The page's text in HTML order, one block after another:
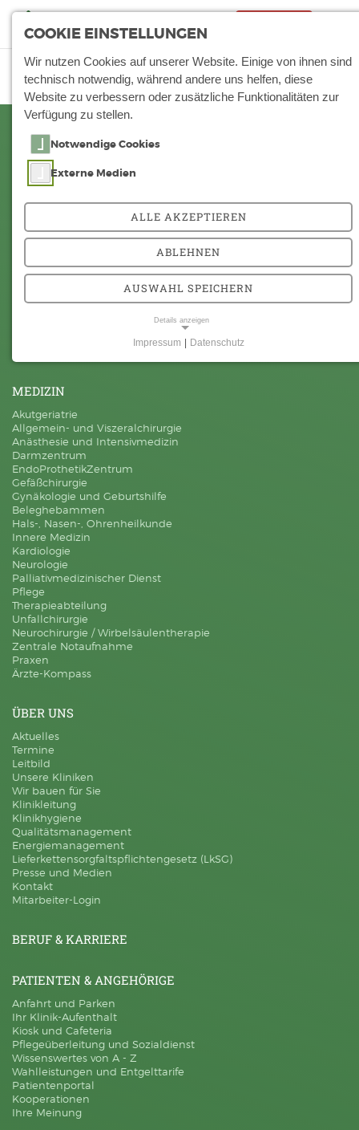
ARBERLANDKLINIK ZWIESEL
Arberlandstraße 1
94227 Zwiesel
ARBERLANDKLINIK VIECHTACH
Karl-Gareis-Straße 31
MEDIZIN
Akutgeriatrie
Allgemein- und Viszeralchirurgie
Anästhesie und Intensivmedizin
Darmzentrum
EndoProthetikZentrum
Gefäßchirurgie
Gynäkologie und Geburtshilfe
Beleghebammen
Hals-, Nasen-, Ohrenheilkunde
Innere Medizin
Kardiologie
Neurologie
Palliativmedizinischer Dienst
Pflege
Therapieabteilung
Unfallchirurgie
Neurochirurgie / Wirbelsäulentherapie
Zentrale Notaufnahme
Praxen
Ärzte-Kompass
ÜBER UNS
Aktuelles
Termine
Leitbild
Unsere Kliniken
Wir bauen für Sie
Klinikleitung
Klinikhygiene
Qualitätsmanagement
Energiemanagement
Lieferkettensorgfaltspflichtengesetz (LkSG)
Presse und Medien
Kontakt
Mitarbeiter-Login
BERUF & KARRIERE
PATIENTEN & ANGEHÖRIGE
Anfahrt und Parken
Ihr Klinik-Aufenthalt
Kiosk und Cafeteria
Pflegeüberleitung und Sozialdienst
Wissenswertes von A - Z
Wahlleistungen und Entgelttarife
Patientenportal
Kooperationen
Ihre Meinung
COOKIE EINSTELLUNGEN
Wir nutzen Cookies auf unserer Website. Einige von ihnen sind
technisch notwendig, während andere uns helfen, diese
Website zu verbessern oder zusätzliche Funktionalitäten zur
Verfügung zu stellen.
Notwendige Cookies
Externe Medien
ALLE AKZEPTIEREN
ABLEHNEN
AUSWAHL SPEICHERN
Details anzeigen
grundlegende Funktionen und sind für die
einwandfreie Funktion der Website
erforderlich.
Einverständnis-Cookie
Name:
cookie_consent
Zweck:
Dieser Cookie speichert die ausgewählten Einverständnis-Optionen des
Benutzers
Cookie Laufzeit:
1 Jahr
EXTERNE MEDIEN
Um Inhalte von Videoplattformen und Social
werden von diesen externen Medien
Cookies gesetzt.
YouTube
Name:
_ysc
Google Ireland Limited
Zweck:
Dient der Datenverarbeitung während des ausführen von Videos
Cookie Laufzeit:
Impressum Datenschutz